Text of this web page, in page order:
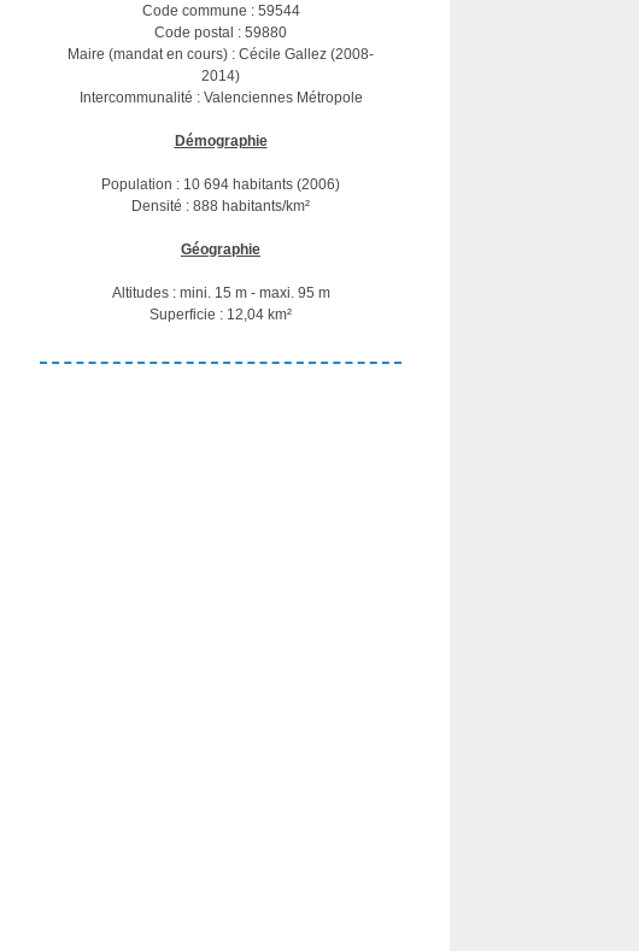
Code commune : 59544
Code postal : 59880
Maire (mandat en cours) : Cécile Gallez (2008-
2014)
Intercommunalité : Valenciennes Métropole
Démographie
Population : 10 694 habitants (2006)
Densité : 888 habitants/km²
Géographie
Altitudes : mini. 15 m - maxi. 95 m
Superficie : 12,04 km²